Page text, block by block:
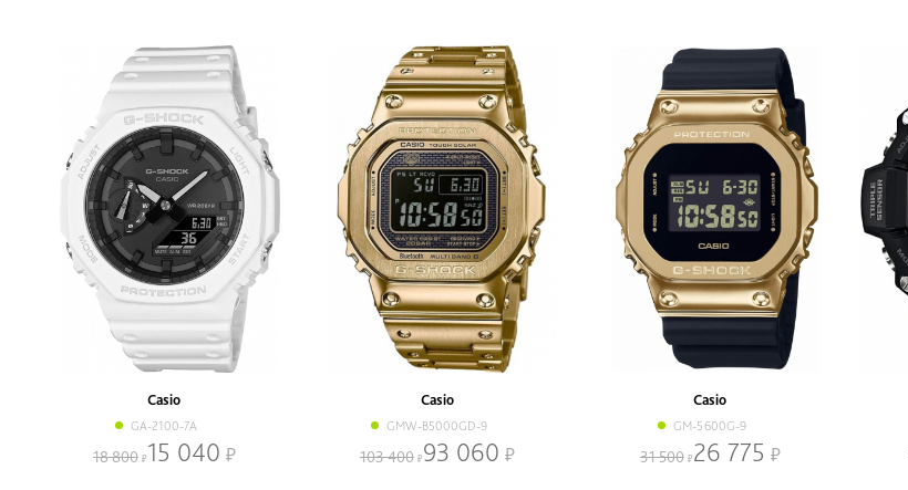
Casio
GA-2100-7A
18 800 15 040
Casio
GMW-B5000GD-9
103 400 93 060
Casio
GM-5600G-9
31 500 26 775